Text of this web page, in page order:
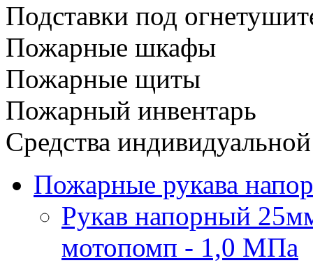
Подставки под
Пожарные шкафы
Пожарные щиты
Пожарный инвентарь
Средства
Пожарные рукава
Рукав напорный
мотопомп - 1,0 МПа